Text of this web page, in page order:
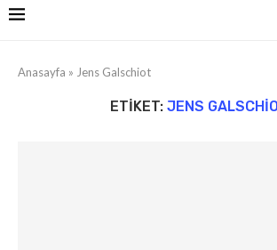
Anasayfa » Jens Galschiot
ETIKET: JENS